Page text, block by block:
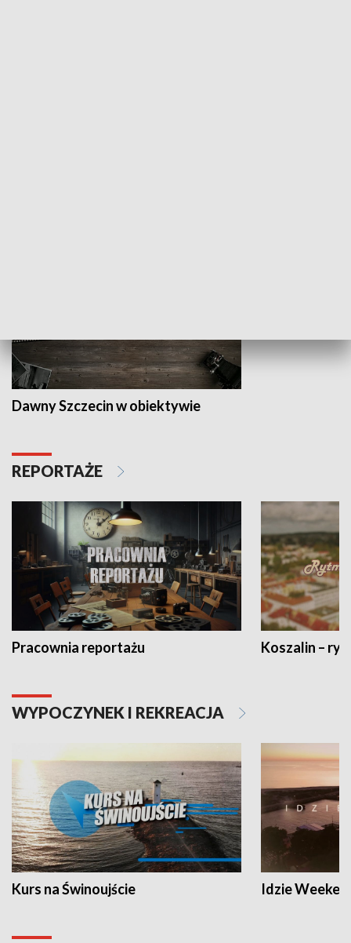
Dawny Szczecin w obiektywie
REPORTAŻE
Pracownia reportażu Koszalin –
WYPOCZYNEK I REKREACJA
Kurs na Świnoujście Idzie